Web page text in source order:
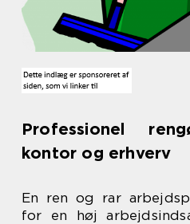
Professionel
kontor og erhverv
En ren og rar
for en høj